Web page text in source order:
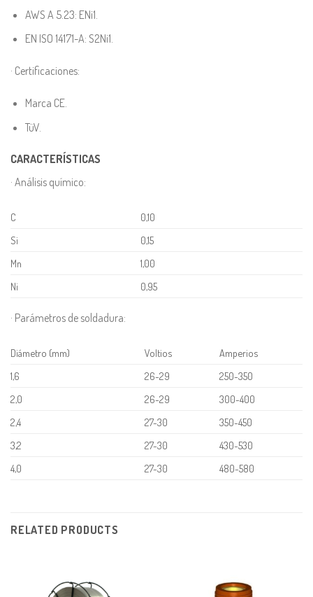
AWS A 5.23: ENi1.
EN ISO 14171-A: S2Ni1.
· Certificaciones:
Marca CE.
TüV.
CARACTERÍSTICAS
· Análisis químico:
C
0,10
Si
0,15
Mn
1,00
Ni
0,95
· Parámetros de soldadura:
Diámetro (mm) Voltios
Amperios
1,6
26-29
250-350
2,0
26-29
300-400
2,4
27-30
350-450
3,2
27-30
430-530
4,0
27-30 480-580
RELATED PRODUCTS